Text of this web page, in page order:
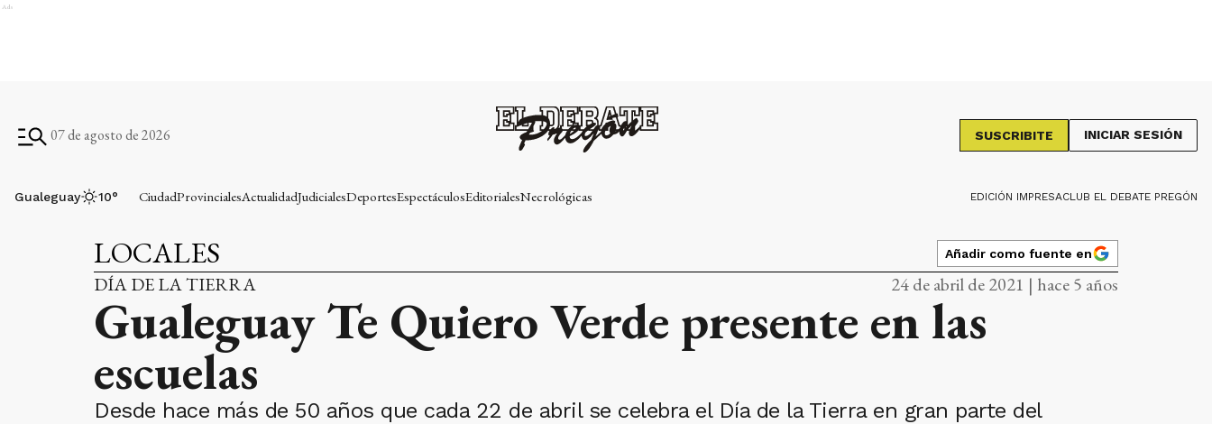
Ads
07 de agosto de 2026 SUSCRIBITE INICIAR SESIÓN
Gualeguay 10° CiudadProvincialesActualidadJudicialesDeportesEspectáculosEditorialesNecrológicas EDICIÓN IMPRESACLUB EL DEBATE PREGÓN
LOCALES Añadir como fuente en
DÍA DE LA TIERRA 24 de abril de 2021 | hace 5 años
Gualeguay Te Quiero Verde presente en las
escuelas
Desde hace más de 50 años que cada 22 de abril se celebra el Día de la Tierra en gran parte del